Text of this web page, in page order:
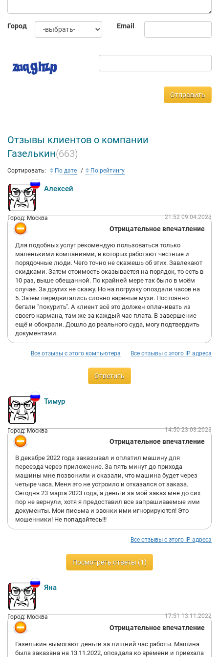
Город Email
Отправить
Отзывы клиентов о компании
Газелькин(663)
Сортировать: По дате По рейтингу
Алексей
Город: Москва 21:52 09.04.2023
Отрицательное впечатление
Для подобных услуг рекомендую пользоваться только
маленькими компаниями, в которых работают честные и
порядочные люди. Чего точно не скажешь об этих. Завлекают
скидками. Затем стоимость оказывается на порядок, то есть в
10 раз, выше обещанной. По крайней мере так было в моём
случае. За других не скажу. Но на погрузку опоздали часов на
5. Затем передвигались словно варёные мухи. Постоянно
бегали "покурить". А клиент всё это должен оплачивать из
своего кармана, там же за каждый час плата. В завершение
ещё и обокрали. Дошло до реального суда, могу подтвердить
документами.
Все отзывы с этого IP адреса
Все отзывы с этого компьютера
Ответить
Тимур
Город: Москва 14:50 23.03.2023
Отрицательное впечатление
В декабре 2022 года заказывал и оплатил машину для
переезда через приложение. За пять минут до прихода
машины мне позвонили и сказали, что машина будет через
четыре часа. Меня это не устроило и отказался от заказа.
Сегодня 23 марта 2023 года, а деньги за мой заказ мне до сих
пор не вернули, хотя я предоставил все запрашиваемые ими
документы. Мои письма и звонки ими игнорируются! Это
мошенники! Не попадайтесь!!!
Все отзывы с этого IP адреса
Посмотреть ответы (1)
Яна
Город: Москва 17:51 13.11.2022
Отрицательное впечатление
Газелькин вымогают деньги за лишний час работы. Машина
была заказана на 13.11.2022, опоздала ко времени и приехала